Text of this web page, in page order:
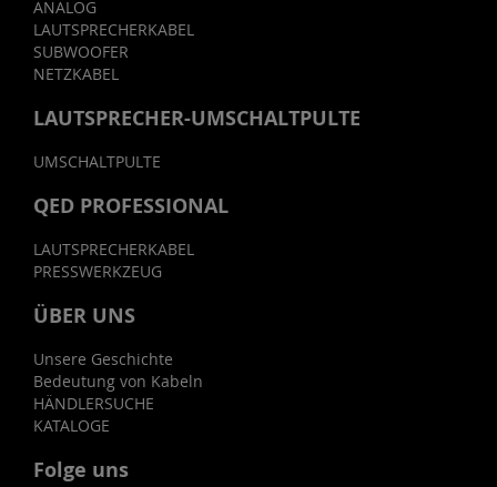
ANALOG
LAUTSPRECHERKABEL
SUBWOOFER
NETZKABEL
LAUTSPRECHER-UMSCHALTPULTE
UMSCHALTPULTE
QED PROFESSIONAL
LAUTSPRECHERKABEL
PRESSWERKZEUG
ÜBER UNS
Unsere Geschichte
Bedeutung von Kabeln
HÄNDLERSUCHE
KATALOGE
Folge uns